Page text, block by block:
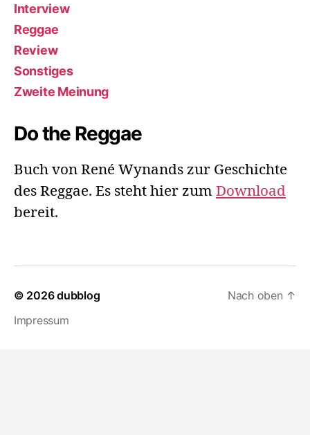
Interview
Reggae
Review
Sonstiges
Zweite Meinung
Do the Reggae
Buch von René Wynands zur Geschichte
des Reggae. Es steht hier zum Download
bereit.
© 2026dubblog
Impressum
Nach oben ↑